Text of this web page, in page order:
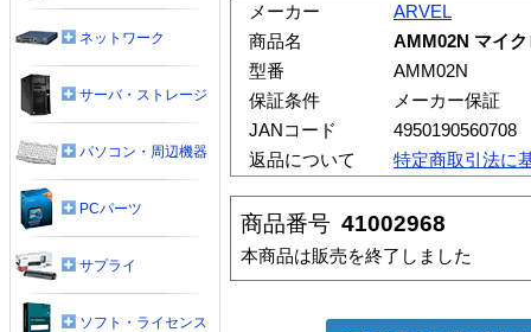
メーカー
ARVEL
商品名
AMM02N マイ
型番
AMM02N
保証条件
メーカー保証
JANコード
4950190560708
返品について
特定商取引法に
商品番号 41002968
本商品は販売を終了しました
ネットワーク
サーバ・ストレージ
パソコン・周辺機器
PCパーツ
サプライ
ソフト・ライセンス